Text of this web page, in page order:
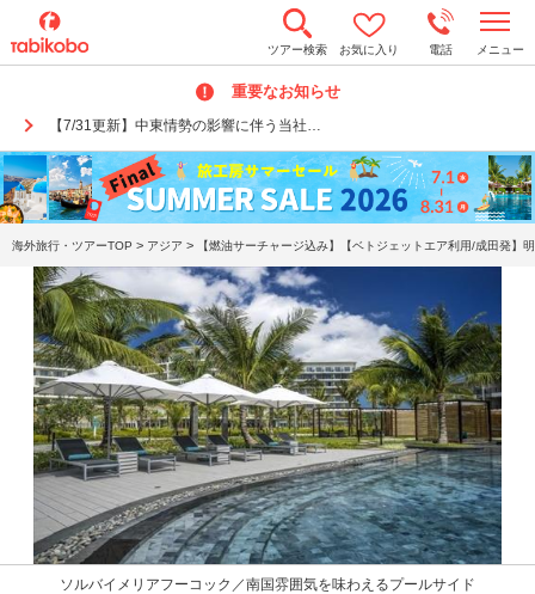
ツアー検索 お気に入り 電話 メニュー
重要なお知らせ
【7/31更新】中東情勢の影響に伴う当社…
o
n
a
v
i
g
a
t
海外旅行・ツアーTOP > アジア > 【燃油サーチャージ込み】【ベトジェットエア利用/成田発
ソルバイメリアフーコック／南国雰囲気を味わえるプールサイド